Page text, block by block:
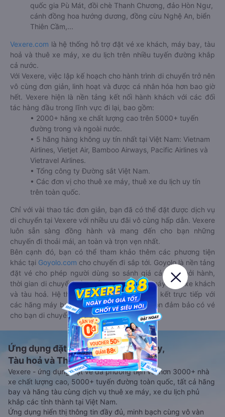
quốc gia Pù Mát, đồi chè Thanh Chương, đảo Hòn Ngư,
cánh đồng hoa hướng dương, đồng cừu Nghệ An, biển
Thiên Cầm,...
Vexere.com là hệ thống hỗ trợ đặt vé xe khách, máy bay, tàu
hoả và thuê xe máy, xe du lịch trên nhiều tuyến đường khắp
cả nước.
Với Vexere, việc lập kế hoạch cho hành trình di chuyển trở nên
vô cùng đơn giản, linh hoạt và được cá nhân hóa hơn bao giờ
hết. Vexere hiện là nền tảng kết nối hành khách với các đối
tác hàng đầu trong lĩnh vực đi lại, bao gồm:
• 2000+ hãng xe chất lượng cao trên 5000+ tuyến
đường trong và ngoài nước.
• 5 hãng hàng không uy tín nhất tại Việt Nam: Vietnam
Airlines, Vietjet Air, Bamboo Airways, Pacific Airlines và
Vietravel Airlines.
• Tổng công ty Đường sắt Việt Nam.
• Các đơn vị cho thuê xe máy, thuê xe du lịch uy tín
trên toàn quốc.
Chỉ với vài thao tác đơn giản, bạn đã có thể đặt được dịch vụ
di chuyển tại Vexere với nhiều ưu đãi vô cùng hấp dẫn. Vexere
luôn sẵn sàng đồng hành và mang đến cho bạn những
chuyến đi thoải mái, an toàn và trọn vẹn nhất.
Bên cạnh đó, bạn có thể tham khảo thêm các phương tiện
khác tại Goyolo.com cho chuyến đi sắp tới. Goyolo là nền tảng
đặt vé cho phép người dùng so sánh giá cả, giờ khởi hành,
thời gian di chuyển của nhiều phương tiện máy bay, xe khách
và tàu hoả. Hệ thống của Goyolo được liên kết trực tiếp với
các hãng máy bay, xe khách và tàu hoả, luôn đảm bảo có vé
cho bạn di chuyển.
Ứng dụng đặt vé Xe khách, Máy bay,
Tàu hoả và Thuê xe
Vexere - ứng dụng đặt vé đa phương tiện với hơn 3000+ nhà
xe chất lượng cao, 5000+ tuyến đường toàn quốc, tất cả hãng
bay và hãng tàu cùng dịch vụ thuê xe máy, xe du lịch phủ
khắp các tỉnh thành tại Việt Nam.
Ứng dụng hiển thị thông tin đầy đủ, minh bạch cùng vô vàn